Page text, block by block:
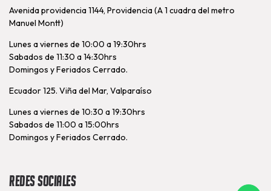
Avenida providencia 1144, Providencia (A 1 cuadra del metro
Manuel Montt)
Lunes a viernes de 10:00 a 19:30hrs
Sabados de 11:30 a 14:30hrs
Domingos y Feriados Cerrado.
Ecuador 125. Viña del Mar, Valparaíso
Lunes a viernes de 10:30 a 19:30hrs
Sabados de 11:00 a 15:00hrs
Domingos y Feriados Cerrado.
Redes Sociales